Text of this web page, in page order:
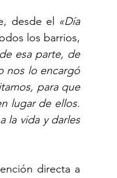
desde el «Día
los barrios,
esa parte, de
nos lo encargó
para que
lugar de ellos.
la vida y darles
directa a